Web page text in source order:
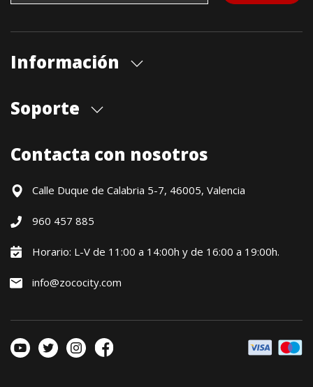
Información
Cita previa tienda
Contacto
Soporte
Formas de pago
Devoluciones / Garantía
Política precio mínimo garantizado
Financiación CETELEM
Condiciones generales
Contacta con nosotros
Calle Duque de Calabria 5-7, 46005, Valencia
960 457 885
Horario: L-V de 11:00 a 14:00h y de 16:00 a 19:00h.
info@zococity.com